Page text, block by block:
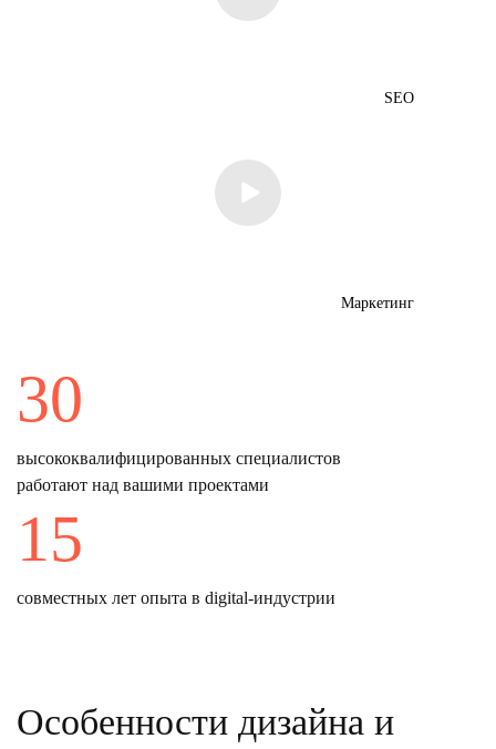
30
высококвалифицированных специалистов
работают над вашими проектами
15
совместных лет опыта в digital-индустрии
SEO
Маркетинг
Особенности дизайна и